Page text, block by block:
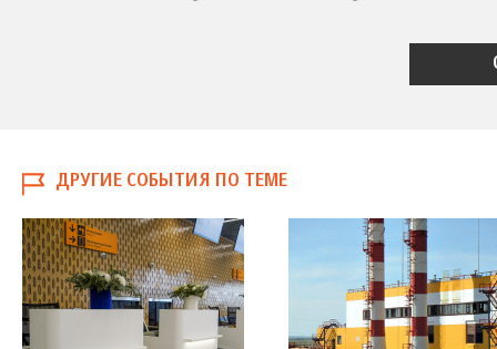
ДРУГИЕ СОБЫТИЯ ПО ТЕМЕ